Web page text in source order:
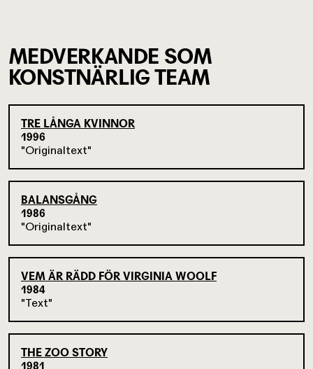
MEDVERKANDE SOM
KONSTNÄRLIG TEAM
TRE LÅNGA KVINNOR
1996
Originaltext
BALANSGÅNG
1986
Originaltext
VEM ÄR RÄDD FÖR VIRGINIA WOOLF
1984
Text
THE ZOO STORY
1981